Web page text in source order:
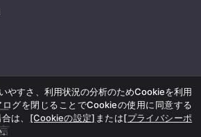
やすさ、利用状況の分析のためCookieを利用
グを閉じることでCookieの使用に同意する
は、 [Cookieの設定] または[プライバシーポ